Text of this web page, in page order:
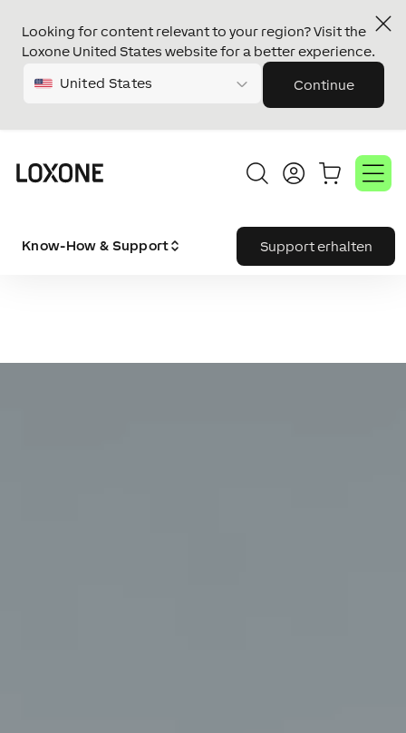
Looking for content relevant to your region? Visit the
Loxone United States website for a better experience.
United States Continue
Know-How & Support Support erhalten